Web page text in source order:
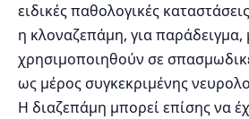
ειδικές παθολογικές
η κλοναζεπάμη, για παράδειγμα,
χρησιμοποιηθούν σε
ως μέρος συγκεκριμένης
Η διαζεπάμη μπορεί επίσης να